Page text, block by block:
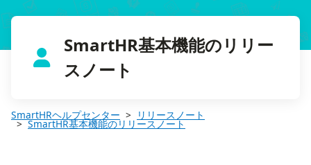
SmartHR基本機能のリリー
スノート
SmartHRヘルプセンター リリースノート
SmartHR基本機能のリリースノート